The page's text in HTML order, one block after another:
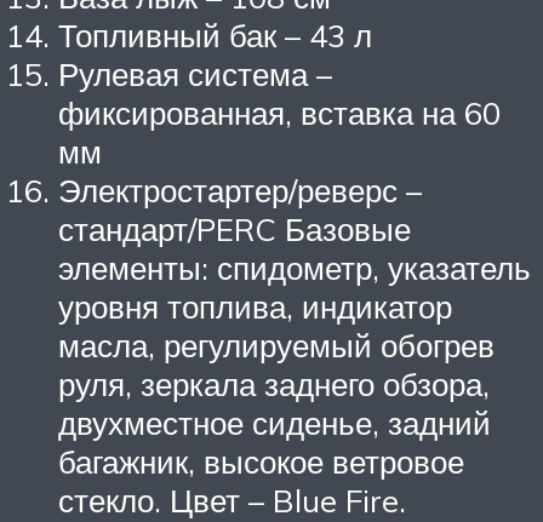
Топливный бак – 43 л
Рулевая система –
фиксированная, вставка на 60
мм
Электростартер/реверс –
стандарт/PERC Базовые
элементы: спидометр, указатель
уровня топлива, индикатор
масла, регулируемый обогрев
руля, зеркала заднего обзора,
двухместное сиденье, задний
багажник, высокое ветровое
стекло. Цвет – Blue Fire.